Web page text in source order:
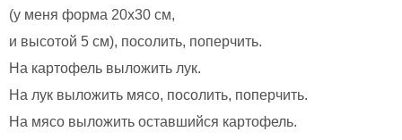
(у меня форма 20х30 см,
и высотой 5 см), посолить, поперчить.
На картофель выложить лук.
На лук выложить мясо, посолить, поперчить.
На мясо выложить оставшийся картофель.